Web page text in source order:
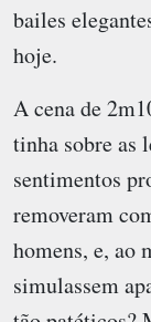
bailes
hoje.
A cena de
tinha sobre as
sentimentos
removeram
homens, e, ao
simulassem